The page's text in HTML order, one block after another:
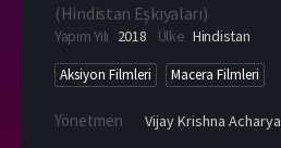
(Hindistan Eşkıyaları)
Yapım Yılı 2018 Ülke Hindistan
Aksiyon Filmleri Macera Filmleri
Yönetmen
Vijay Krishna Acharya